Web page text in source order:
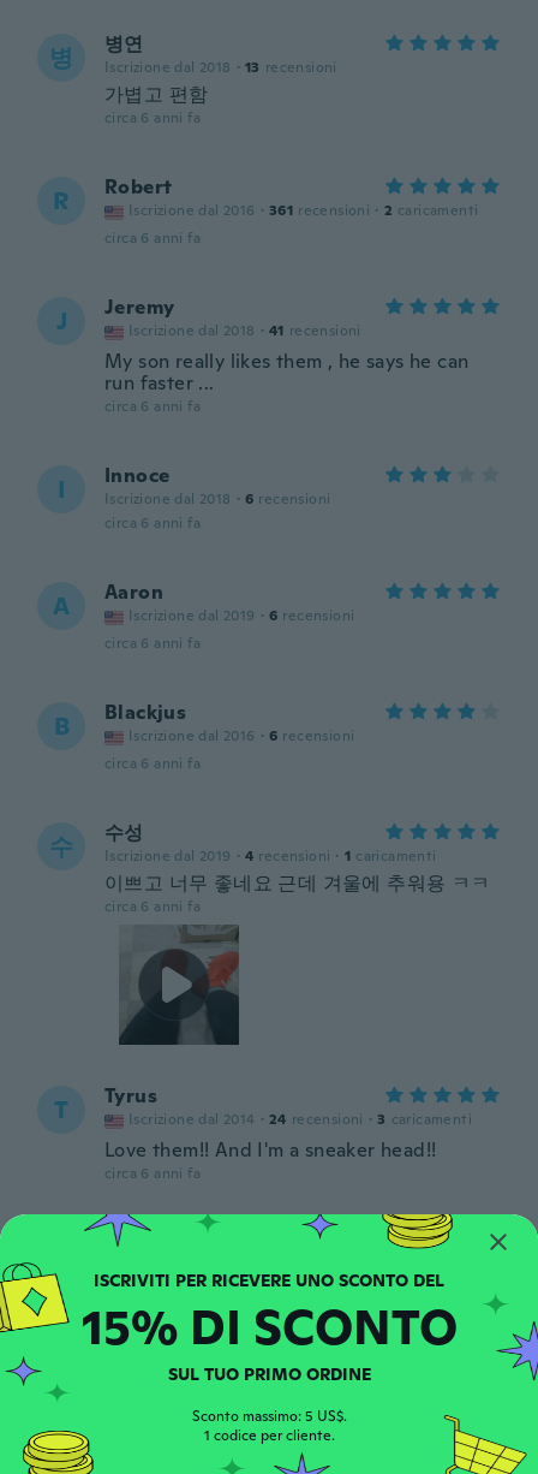
병 병연
Iscrizione dal 2018 · 13 recensioni
가볍고 편함
circa 6 anni fa
R Robert
Iscrizione dal 2016 · 361 recensioni · 2 caricamenti
circa 6 anni fa
J Jeremy
Iscrizione dal 2018 · 41 recensioni
My son really likes them , he says he can
run faster ...
circa 6 anni fa
I Innoce
Iscrizione dal 2018 · 6 recensioni
circa 6 anni fa
A Aaron
Iscrizione dal 2019 · 6 recensioni
circa 6 anni fa
B Blackjus
Iscrizione dal 2016 · 6 recensioni
circa 6 anni fa
수 수성
Iscrizione dal 2019 · 4 recensioni · 1 caricamenti
이쁘고 너무 좋네요 근데 겨울에 추워용 ㅋㅋ
circa 6 anni fa
T Tyrus
Iscrizione dal 2014 · 24 recensioni · 3 caricamenti
Love them!! And I'm a sneaker head!!
circa 6 anni fa
Anthony
circa 6 anni fa
15% DI SCONTO
SUL TUO PRIMO ORDINE
Sconto massimo: 5 US$.
1 codice per cliente.